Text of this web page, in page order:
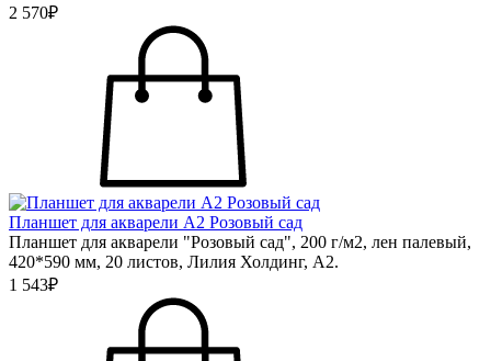
2 570₽
Планшет для акварели А2 Розовый сад
Планшет для акварели "Розовый сад", 200 г/м2, лен палевый,
420*590 мм, 20 листов, Лилия Холдинг, А2.
1 543₽